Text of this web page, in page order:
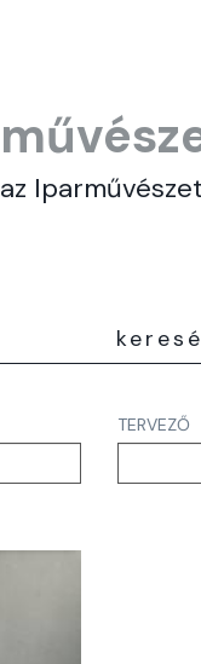
az
TERVEZŐ